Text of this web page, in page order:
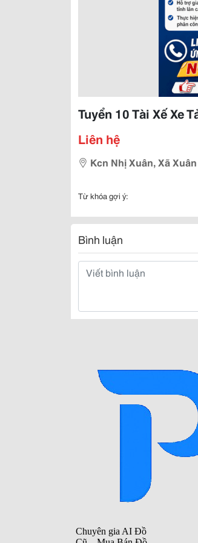
Tuyển 10 Tài Xế Xe
Liên hệ
Kcn Nhị Xuân, Xã
Từ khóa gợi ý:
Bình luận